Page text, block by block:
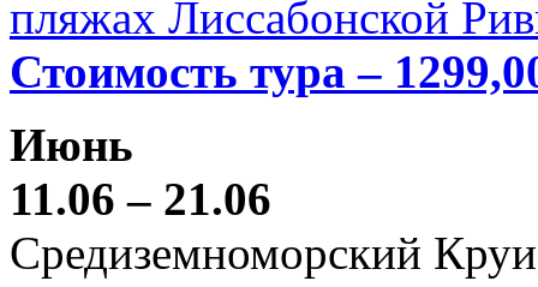
пляжах Лиссабонской
Стоимость тура –
Июнь
11.06 – 21.06
Средиземноморский